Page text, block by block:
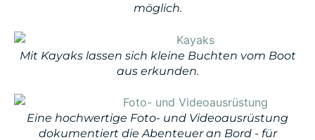
möglich.
Mit Kayaks lassen sich kleine Buchten vom Boot
aus erkunden.
Eine hochwertige Foto- und Videoausrüstung
dokumentiert die Abenteuer an Bord - für